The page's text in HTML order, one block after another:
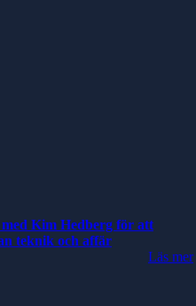
Kim Hedberg för att
teknik och affär
Läs mer